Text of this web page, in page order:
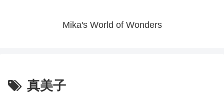
Mika's World of Wonders
真美子